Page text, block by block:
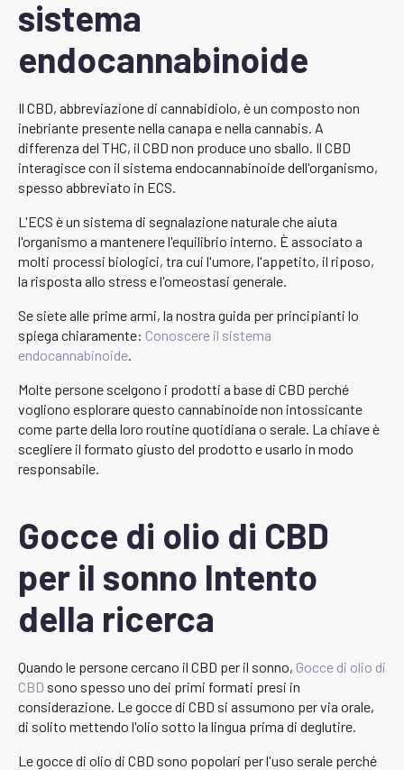
sistema
endocannabinoide
Il CBD, abbreviazione di cannabidiolo, è un composto non
inebriante presente nella canapa e nella cannabis. A
differenza del THC, il CBD non produce uno sballo. Il CBD
interagisce con il sistema endocannabinoide dell'organismo,
spesso abbreviato in ECS.
L'ECS è un sistema di segnalazione naturale che aiuta
l'organismo a mantenere l'equilibrio interno. È associato a
molti processi biologici, tra cui l'umore, l'appetito, il riposo,
la risposta allo stress e l'omeostasi generale.
Se siete alle prime armi, la nostra guida per principianti lo
spiega chiaramente: Conoscere il sistema
endocannabinoide.
Molte persone scelgono i prodotti a base di CBD perché
vogliono esplorare questo cannabinoide non intossicante
come parte della loro routine quotidiana o serale. La chiave è
scegliere il formato giusto del prodotto e usarlo in modo
responsabile.
Gocce di olio di CBD
per il sonno Intento
della ricerca
Quando le persone cercano il CBD per il sonno, Gocce di olio di
CBD sono spesso uno dei primi formati presi in
considerazione. Le gocce di CBD si assumono per via orale,
di solito mettendo l'olio sotto la lingua prima di deglutire.
Le gocce di olio di CBD sono popolari per l'uso serale perché